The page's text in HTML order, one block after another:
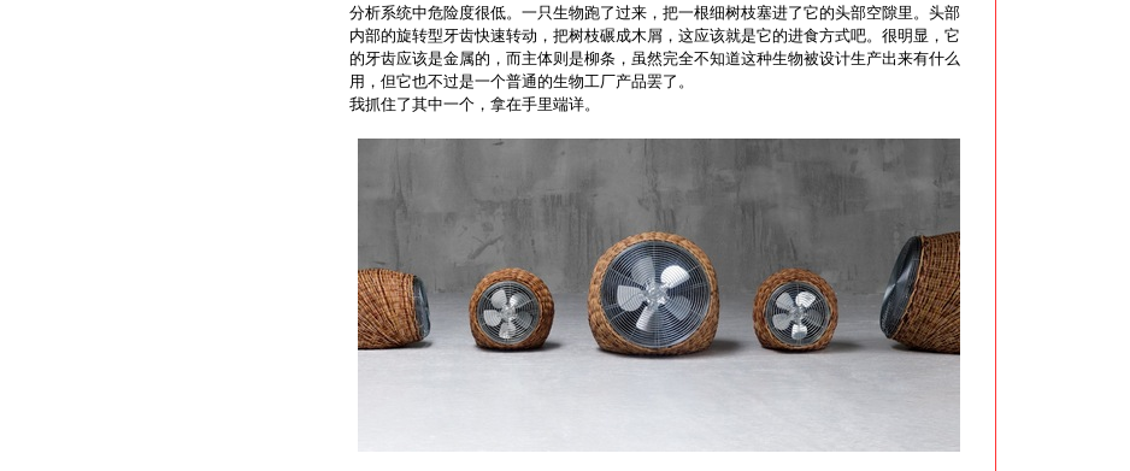
分析系统中危险度很低。一只生物跑了过来，把一根细树枝塞进了它的头部空隙里。头部
内部的旋转型牙齿快速转动，把树枝碾成木屑，这应该就是它的进食方式吧。很明显，它
的牙齿应该是金属的，而主体则是柳条，虽然完全不知道这种生物被设计生产出来有什么
用，但它也不过是一个普通的生物工厂产品罢了。
我抓住了其中一个，拿在手里端详。